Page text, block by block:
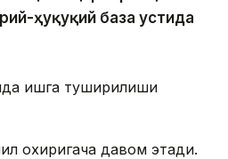
ҳуқуқий база устида
ишга туширилиши
охиригача давом этади.